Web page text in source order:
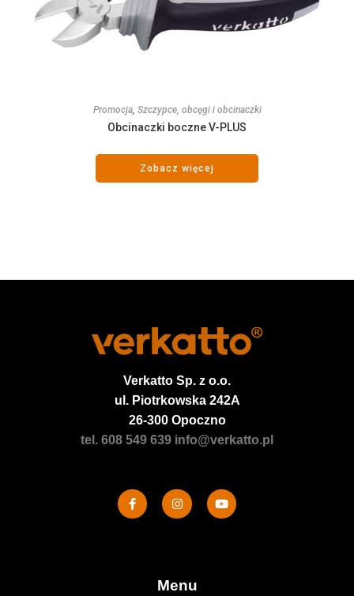
Promocja, Szczypce, obcęgi i obcinaczki
Obcinaczki boczne V-PLUS
Zobacz więcej
Verkatto Sp. z o.o.
ul. Piotrkowska 242A
26-300 Opoczno
tel. 608 549 639 info@verkatto.pl
Menu